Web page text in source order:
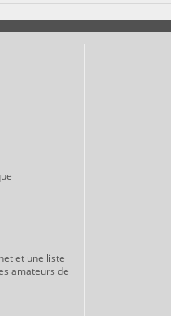
et une liste
amateurs de